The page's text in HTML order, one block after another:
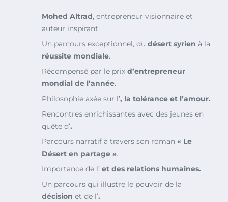
Mohed Altrad, entrepreneur visionnaire et
auteur inspirant.
Un parcours exceptionnel, du désert syrien à la
réussite mondiale.
Récompensé par le prix d’entrepreneur
mondial de l’année.
Philosophie axée sur l’, la tolérance et l’amour.
Rencontres enrichissantes avec des jeunes en
quête d’.
Parcours narratif à travers son roman « Le
Désert en partage ».
Importance de l’ et des relations humaines.
Un parcours qui illustre le pouvoir de la
décision et de l’.